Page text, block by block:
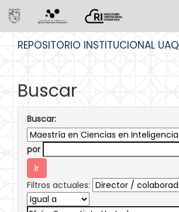
REPOSITORIO INSTITUCIONAL UAQ
Buscar
Buscar:
por
Filtros actuales: